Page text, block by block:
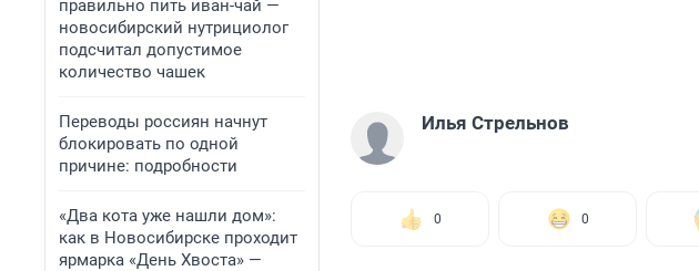
правильно пить иван-чай —
новосибирский нутрициолог
подсчитал допустимое
количество чашек
Переводы россиян начнут
блокировать по одной
причине: подробности
«Два кота уже нашли дом»:
как в Новосибирске проходит
ярмарка «День Хвоста» —
Илья Стрельнов
0 0